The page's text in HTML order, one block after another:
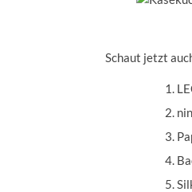
Schaut jetzt